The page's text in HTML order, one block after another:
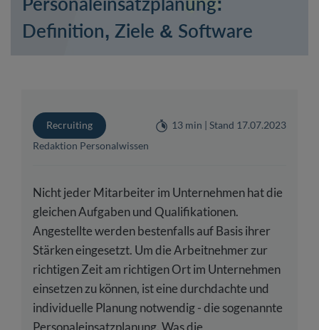
Definition, Ziele & Software
Recruiting
13 min | Stand 17.07.2023
Redaktion Personalwissen
Nicht jeder Mitarbeiter im Unternehmen hat die
gleichen Aufgaben und Qualifikationen.
Angestellte werden bestenfalls auf Basis ihrer
Stärken eingesetzt. Um die Arbeitnehmer zur
richtigen Zeit am richtigen Ort im Unternehmen
einsetzen zu können, ist eine durchdachte und
individuelle Planung notwendig - die sogenannte
Personaleinsatzplanung. Was die